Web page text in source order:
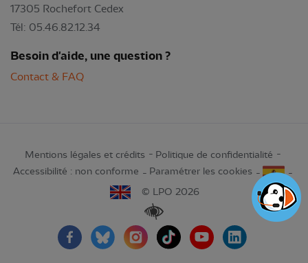
17305 Rochefort Cedex
Tél: 05.46.82.12.34
Besoin d'aide, une question ?
Contact & FAQ
Mentions légales et crédits
Politique de confidentialité
Accessibilité : non conforme
Paramétrer les cookies
© LPO 2026
Renforcer les contrastes